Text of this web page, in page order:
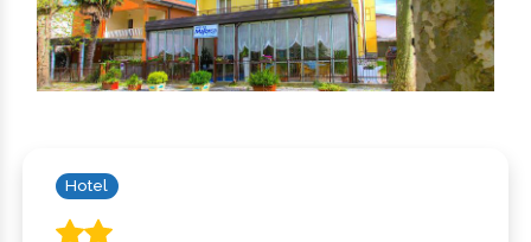
Hotel